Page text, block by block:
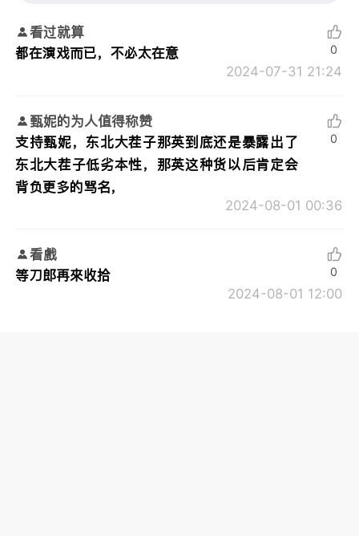
看过就算
都在演戏而已，不必太在意
2024-07-31 21:24
0
甄妮的为人值得称赞
支持甄妮，东北大茬子那英到底还是暴露出了
东北大茬子低劣本性，那英这种货以后肯定会
背负更多的骂名，
2024-08-01 00:36
0
看戲
等刀郎再來收拾
2024-08-01 12:00
0